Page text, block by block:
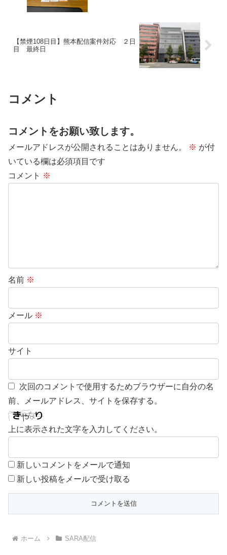
【禁煙108日目】熊本配信案件対応 ２日
目 最終日
コメント
コメントをお願い致します。
メールアドレスが公開されることはありません。 ※ が付
いている欄は必須項目です
コメント ※
名前 ※
メール ※
サイト
次回のコメントで使用するためブラウザーに自分の名
前、メールアドレス、サイトを保存する。
上に表示された文字を入力してください。
新しいコメントをメールで通知
新しい投稿をメールで受け取る
ホーム SARA配信